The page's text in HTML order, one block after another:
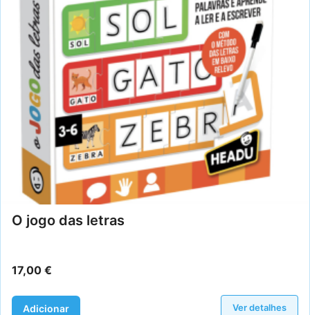
O jogo das letras
17,00 €
Adicionar Ver detalhes